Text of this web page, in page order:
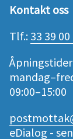
Kontakt oss
Tlf.: 33 39 00
09:00–15:00
eDialog -